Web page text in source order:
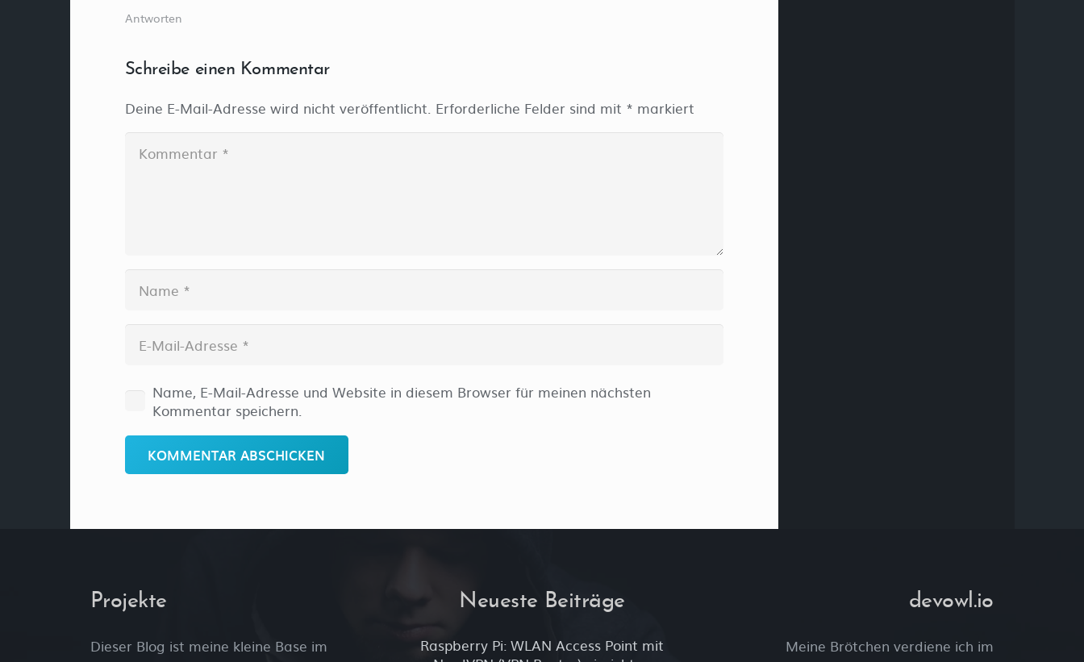
Antworten
Schreibe einen Kommentar
Deine E-Mail-Adresse wird nicht veröffentlicht. Erforderliche Felder sind mit * markiert
Name, E-Mail-Adresse und Website in diesem Browser für meinen nächsten
Kommentar speichern.
KOMMENTAR ABSCHICKEN
Projekte
Dieser Blog ist meine kleine Base im
Neueste Beiträge
Raspberry Pi: WLAN Access Point mit
devowl.io
Meine Brötchen verdiene ich im